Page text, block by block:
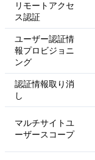
リモートアクセ
ス認証
ユーザー認証情
報プロビジョニ
ング
認証情報取り消
し
マルチサイトユ
ーザースコープ